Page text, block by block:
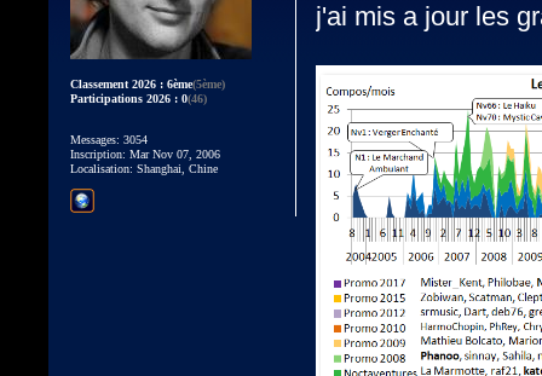
j'ai mis a jour les
Classement 2026 : 6ème(5ème)
Participations 2026 : 0(46)
Messages: 3054
Inscription: Mar Nov 07, 2006
Localisation: Shanghai, Chine